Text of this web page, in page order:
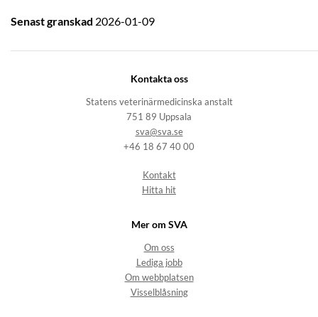
Senast granskad 2026-01-09
Kontakta oss
Statens veterinärmedicinska anstalt
751 89 Uppsala
sva@sva.se
+46 18 67 40 00
Kontakt
Hitta hit
Mer om SVA
Om oss
Lediga jobb
Om webbplatsen
Visselblåsning